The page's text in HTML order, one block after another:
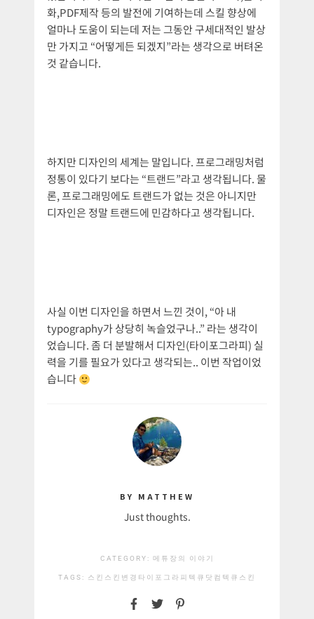
화,PDF제작 등의 발전에 기여하는데 스킬 향상에
얼마나 도움이 되는데 저는 그동안 구세대적인 발상
만 가지고 “어떻게든 되겠지”라는 생각으로 버텨온
것 같습니다.
하지만 디자인의 세계는 말입니다. 프로그래밍처럼
정통이 있다기 보다는 “트랜드”라고 생각됩니다. 물
론, 프로그래밍에도 트랜드가 없는 것은 아니지만
디자인은 정말 트랜드에 민감하다고 생각됩니다.
사실 이번 디자인을 하면서 느낀 것이, “아 내
typography가 상당히 녹슬었구나..” 라는 생각이
었습니다. 좀 더 분발해서 디자인(타이포그라피) 실
력을 기를 필요가 있다고 생각되는.. 이번 작업이었
습니다
BY MATTHEW
Just thoughts.
CATEGORY: 메튜장의 이야기
TAGS: 스킨 스킨변경 타이포그라피 텍큐닷컴 텍큐스킨